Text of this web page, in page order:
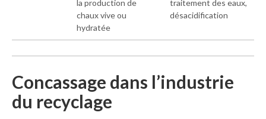
la production de
chaux vive ou
hydratée
traitement des eaux,
désacidification
Concassage dans l’industrie
du recyclage